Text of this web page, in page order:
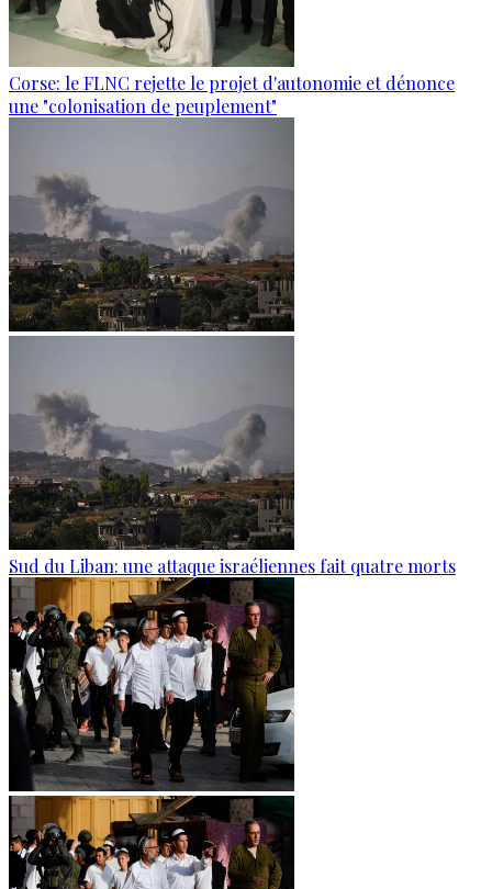
Corse: le FLNC rejette le projet d'autonomie et dénonce
une "colonisation de peuplement"
Sud du Liban: une attaque israéliennes fait quatre morts